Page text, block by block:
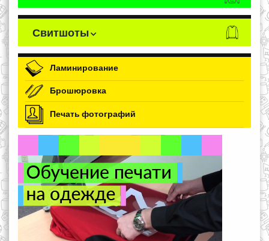
Свитшоты
Ламинирование
Брошюровка
Печать фотографий